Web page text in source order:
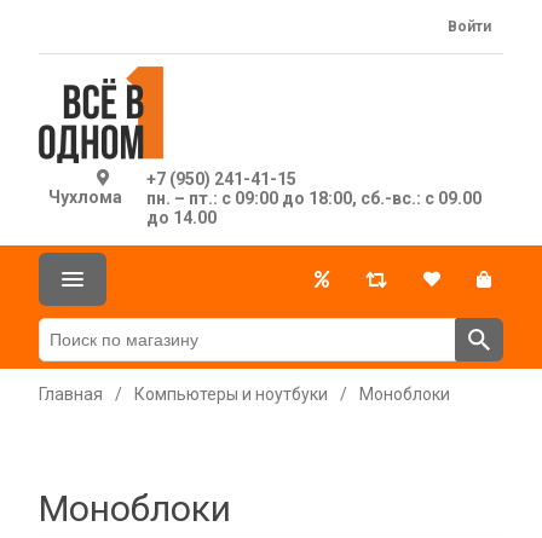
Чухлома
+7 (950) 241-41-15
пн. – пт.: с 09:00 до 18:00, сб.-вс.: с 09.00
до 14.00
Войти
Главная / Компьютеры и ноутбуки / Моноблоки
Моноблоки